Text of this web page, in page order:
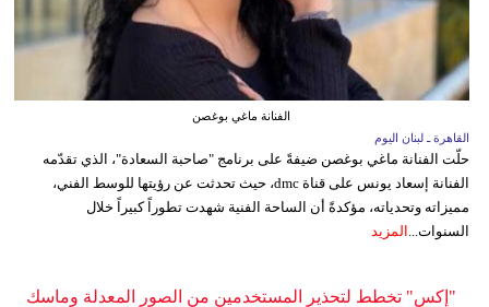
الفنانة ماغي بوغصن
القاهرة ـ لبنان اليوم
حلّت الفنانة ماغي بوغصن ضيفةً على برنامج "صاحبة السعادة"، الذي تقدّمه
الفنانة إسعاد يونس على قناة dmc، حيث تحدثت عن رؤيتها للوسط الفني،
مميزاته وتحدياته، مؤكدةً أن الساحة الفنية شهدت تطوراً كبيراً خلال
السنوات...
المزيد
"إكس" تخطط لتحذير المستخدمين من الصور المعدلة وماسك